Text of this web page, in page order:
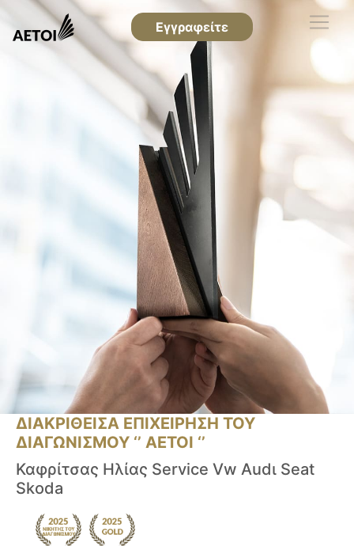
Εγγραφείτε
ΔΙΑΚΡΙΘΕΙΣΑ ΕΠΙΧΕΙΡΗΣΗ ΤΟΥ
ΔΙΑΓΩΝΙΣΜΟΥ ‘’ ΑΕΤΟΙ ‘’
Καφρίτσας Ηλίας Service Vw Αudι Seat
Skoda